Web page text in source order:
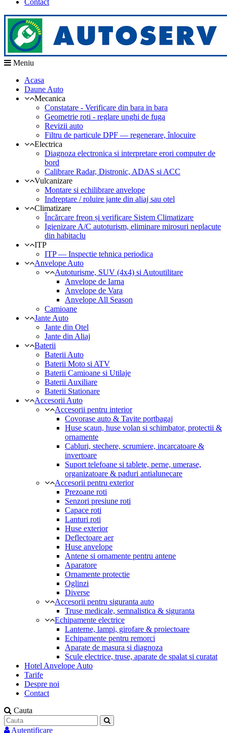
Contact
Meniu
Acasa
Daune Auto
Mecanica
Constatare - Verificare din bara in bara
Geometrie roti - reglare unghi de fuga
Revizii auto
Filtru de particule DPF — regenerare, înlocuire
Electrica
Diagnoza electronica si interpretare erori computer de
bord
Calibrare Radar, Distronic, ADAS si ACC
Vulcanizare
Montare si echilibrare anvelope
Indreptare / roluire jante din aliaj sau otel
Climatizare
Încărcare freon și verificare Sistem Climatizare
Igienizare A/C autoturism, eliminare mirosuri neplacute
din habitaclu
ITP
ITP — Inspectie tehnica periodica
Anvelope Auto
Autoturisme, SUV (4x4) si Autoutilitare
Anvelope de Iarna
Anvelope de Vara
Anvelope All Season
Camioane
Jante Auto
Jante din Otel
Jante din Aliaj
Baterii
Baterii Auto
Baterii Moto si ATV
Baterii Camioane si Utilaje
Baterii Auxiliare
Baterii Stationare
Accesorii Auto
Accesorii pentru interior
Covorase auto & Tavite portbagaj
Huse scaun, huse volan si schimbator, protectii &
ornamente
Cabluri, stechere, scrumiere, incarcatoare &
invertoare
Suport telefoane si tablete, perne, umerase,
organizatoare & paduri antialunecare
Accesorii pentru exterior
Prezoane roti
Senzori presiune roti
Capace roti
Lanturi roti
Huse exterior
Deflectoare aer
Huse anvelope
Antene si ornamente pentru antene
Aparatore
Ornamente protectie
Oglinzi
Diverse
Accesorii pentru siguranta auto
Truse medicale, semnalistica & siguranta
Echipamente electrice
Lanterne, lampi, girofare & proiectoare
Echipamente pentru remorci
Aparate de masura si diagnoza
Scule electrice, truse, aparate de spalat si curatat
Hotel Anvelope Auto
Tarife
Despre noi
Contact
Cauta
Autentificare